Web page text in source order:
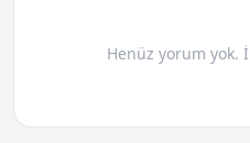
Henüz yorum yok.